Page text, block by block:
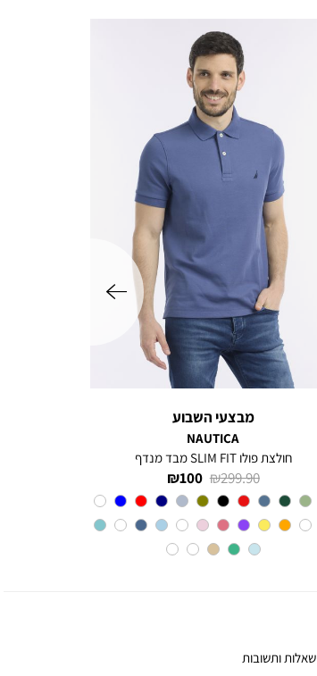
מבצעי השבוע
NAUTICA
חולצת פולו SLIM FIT מבד מנדף
מחיר
מוצר
100 ₪
מחיר
רגיל
299.90 ₪
צבע
BLUE
INDIGO
שמאלה
שאלות ותשובות